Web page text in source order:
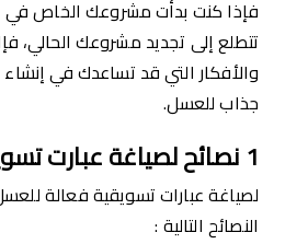
فإذا كنت بدأت مشروعك الخاص في
تتطلع إلى تجديد مشروعك الحالي،
والأفكار التي قد تساعدك في
جذاب للعسل.
1نصائح لصياغة عبارت
لصياغة عبارات تسويقية فعالة
النصائح التالية :